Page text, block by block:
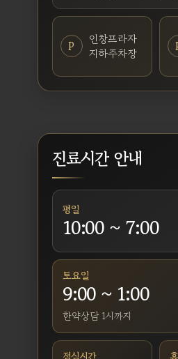
P
인창프라자
지하주차장
진료시간 안내
평일
10:00 ~ 7:00
토요일
9:00 ~ 1:00
한약상담 1시까지
점심시간